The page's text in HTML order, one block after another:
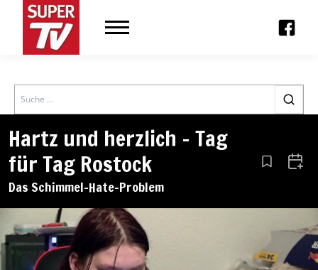
Search
Hartz und herzlich – Tag
für Tag Rostock
Das Schimmel-Hate-Problem
Aus den